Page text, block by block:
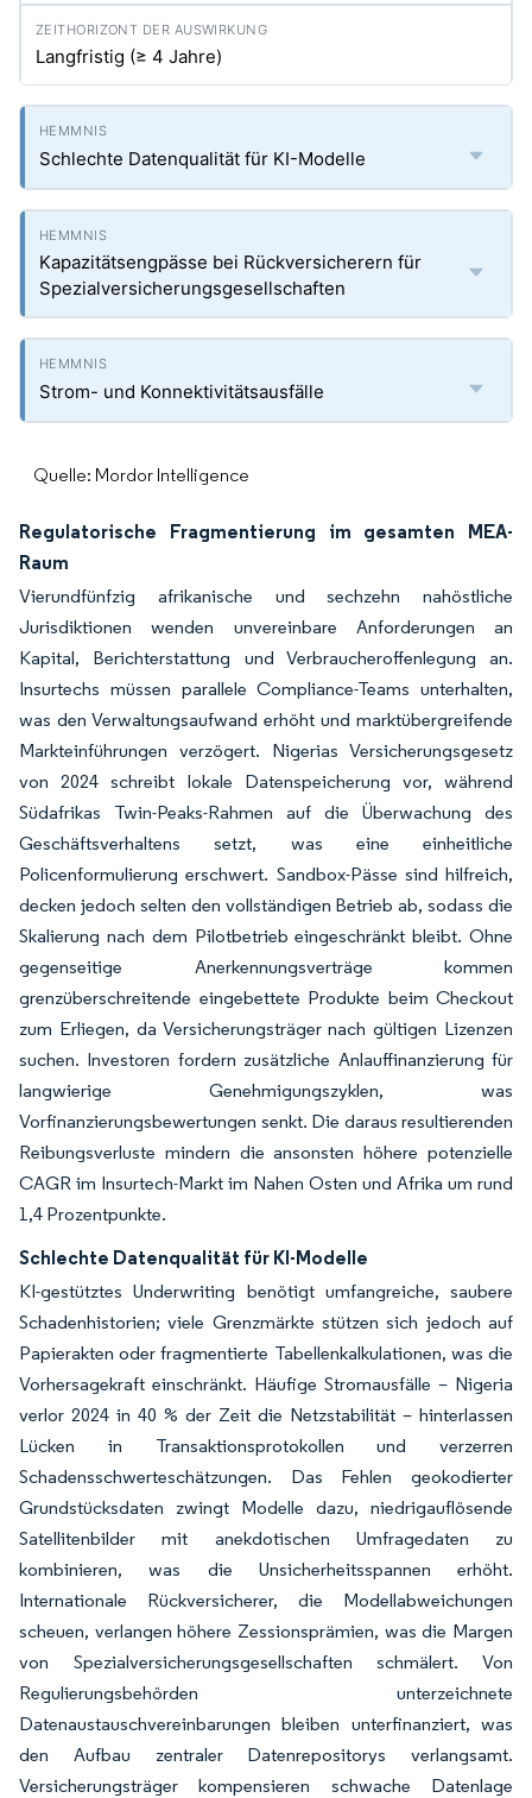
Langfristig (≥ 4 Jahre)
Schlechte Datenqualität für KI-Modelle
Kapazitätsengpässe bei Rückversicherern für
Spezialversicherungsgesellschaften
Strom- und Konnektivitätsausfälle
Quelle: Mordor Intelligence
Regulatorische Fragmentierung im gesamten MEA-
Raum
Vierundfünfzig afrikanische und sechzehn nahöstliche
Jurisdiktionen wenden unvereinbare Anforderungen an
Kapital, Berichterstattung und Verbraucheroffenlegung an.
Insurtechs müssen parallele Compliance-Teams unterhalten,
was den Verwaltungsaufwand erhöht und marktübergreifende
Markteinführungen verzögert. Nigerias Versicherungsgesetz
von 2024 schreibt lokale Datenspeicherung vor, während
Südafrikas Twin-Peaks-Rahmen auf die Überwachung des
Geschäftsverhaltens setzt, was eine einheitliche
Policenformulierung erschwert. Sandbox-Pässe sind hilfreich,
decken jedoch selten den vollständigen Betrieb ab, sodass die
Skalierung nach dem Pilotbetrieb eingeschränkt bleibt. Ohne
gegenseitige Anerkennungsverträge kommen
grenzüberschreitende eingebettete Produkte beim Checkout
zum Erliegen, da Versicherungsträger nach gültigen Lizenzen
suchen. Investoren fordern zusätzliche Anlauffinanzierung für
langwierige Genehmigungszyklen, was
Vorfinanzierungsbewertungen senkt. Die daraus resultierenden
Reibungsverluste mindern die ansonsten höhere potenzielle
CAGR im Insurtech-Markt im Nahen Osten und Afrika um rund
1,4 Prozentpunkte.
Schlechte Datenqualität für KI-Modelle
KI-gestütztes Underwriting benötigt umfangreiche, saubere
Schadenhistorien; viele Grenzmärkte stützen sich jedoch auf
Papierakten oder fragmentierte Tabellenkalkulationen, was die
Vorhersagekraft einschränkt. Häufige Stromausfälle – Nigeria
verlor 2024 in 40 % der Zeit die Netzstabilität – hinterlassen
Lücken in Transaktionsprotokollen und verzerren
Schadensschwerteschätzungen. Das Fehlen geokodierter
Grundstücksdaten zwingt Modelle dazu, niedrigauflösende
Satellitenbilder mit anekdotischen Umfragedaten zu
kombinieren, was die Unsicherheitsspannen erhöht.
Internationale Rückversicherer, die Modellabweichungen
scheuen, verlangen höhere Zessionsprämien, was die Margen
von Spezialversicherungsgesellschaften schmälert. Von
Regulierungsbehörden unterzeichnete
Datenaustauschvereinbarungen bleiben unterfinanziert, was
den Aufbau zentraler Datenrepositorys verlangsamt.
Versicherungsträger kompensieren schwache Datenlage